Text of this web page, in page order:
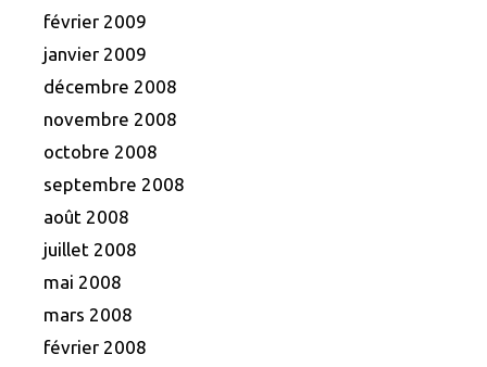
février 2009
janvier 2009
décembre 2008
novembre 2008
octobre 2008
septembre 2008
août 2008
juillet 2008
mai 2008
mars 2008
février 2008